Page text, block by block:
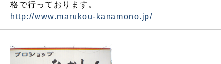
格で行っております。
http://www.marukou-kanamono.jp/